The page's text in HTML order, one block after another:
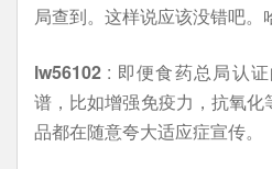
局查到。这样说应该没错吧。
lw56102 : 即便食药总局认
谱，比如增强免疫力，抗氧
品都在随意夸大适应症宣传。